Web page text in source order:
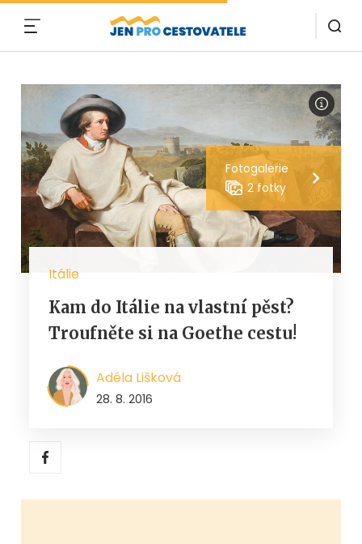
Fotogalerie
2 fotky
Itálie
Kam do Itálie na vlastní pěst?
Troufněte si na Goethe cestu!
Adéla Lišková
28. 8. 2016